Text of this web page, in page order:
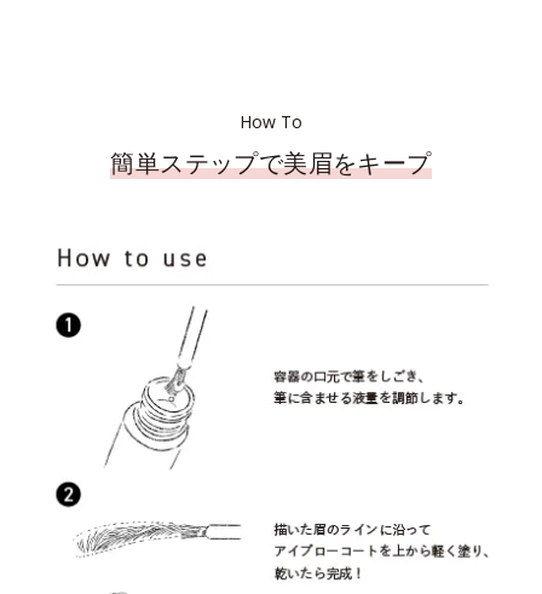
How To
簡単ステップで美眉をキープ